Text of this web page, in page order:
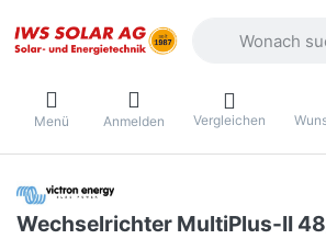
Menü Anmelden Vergleichen
Wechselrichter MultiPlus-II